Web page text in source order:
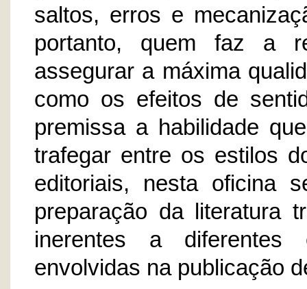
saltos, erros e
portanto, quem faz a
assegurar a máxima
como os efeitos de
premissa a habilidade
trafegar entre os estilos
editoriais, nesta oficina
preparação da literatura
inerentes a diferentes
envolvidas na publicação